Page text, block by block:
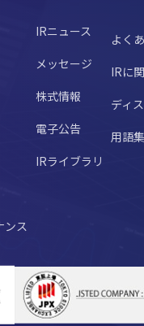
ンス
IRニュース
メッセージ
株式情報
電子公告
IRライブラリ
よく
IRに
ディ
用語集